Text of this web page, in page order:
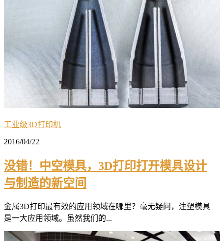
工业级3D打印机
2016/04/22
没错！中空模具，3D打印打开模具设计
与制造的新空间
金属3D打印最有效的应用领域在哪里？毫无疑问，注塑模具
是一大应用领域。虽然我们的...